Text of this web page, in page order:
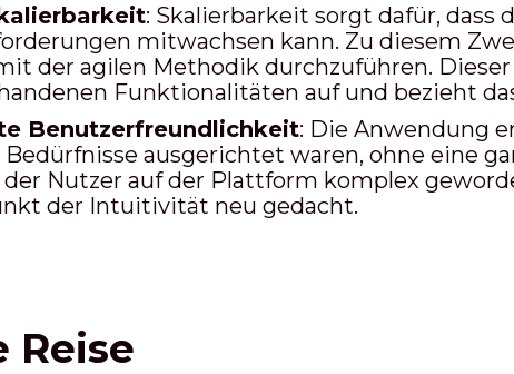
: Skalierbarkeit sorgt dafür,
mitwachsen kann. Zu diesem
der agilen Methodik durchzuführen.
Funktionalitäten auf und bezieht
Benutzerfreundlichkeit: Die Anwendung
Bedürfnisse ausgerichtet waren, ohne eine
der Nutzer auf der Plattform komplex
der Intuitivität neu gedacht.
Reise